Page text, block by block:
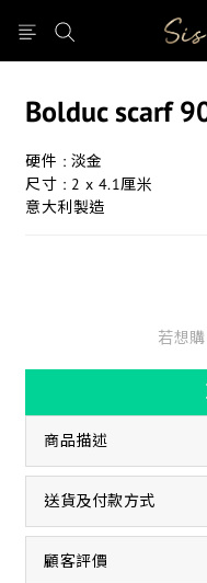
Bolduc scarf
硬件 : 淡金
尺寸 : 2 x 4.1厘米
意大利製造
若想
商品描述
送貨及付款方式
顧客評價